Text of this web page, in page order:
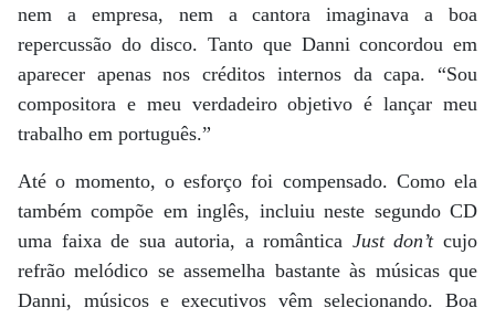
nem a empresa, nem a cantora imaginava a boa
repercussão do disco. Tanto que Danni concordou em
aparecer apenas nos créditos internos da capa. “Sou
compositora e meu verdadeiro objetivo é lançar meu
trabalho em português.”
Até o momento, o esforço foi compensado. Como ela
também compõe em inglês, incluiu neste segundo CD
uma faixa de sua autoria, a romântica Just don’tcujo
refrão melódico se assemelha bastante às músicas que
Danni, músicos e executivos vêm selecionando. Boa